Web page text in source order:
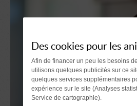
Des cookies pour les
Afin de financer un peu les besoins
utilisons quelques publicités sur ce
quelques services supplémentaires
expérience sur le site (Analyses
Service de cartographie).